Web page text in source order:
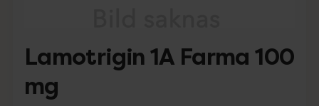
Lamotrigin 1A Farma 100
mg